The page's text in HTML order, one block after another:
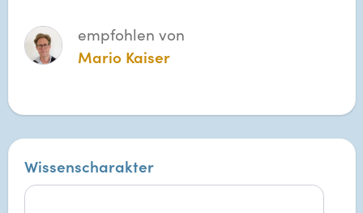
empfohlen von
Mario Kaiser
Wissenscharakter